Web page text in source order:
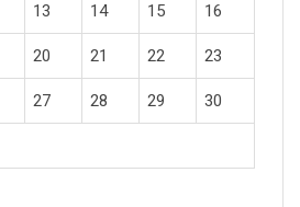
13 14 15 16
20 21 22 23
27 28 29 30